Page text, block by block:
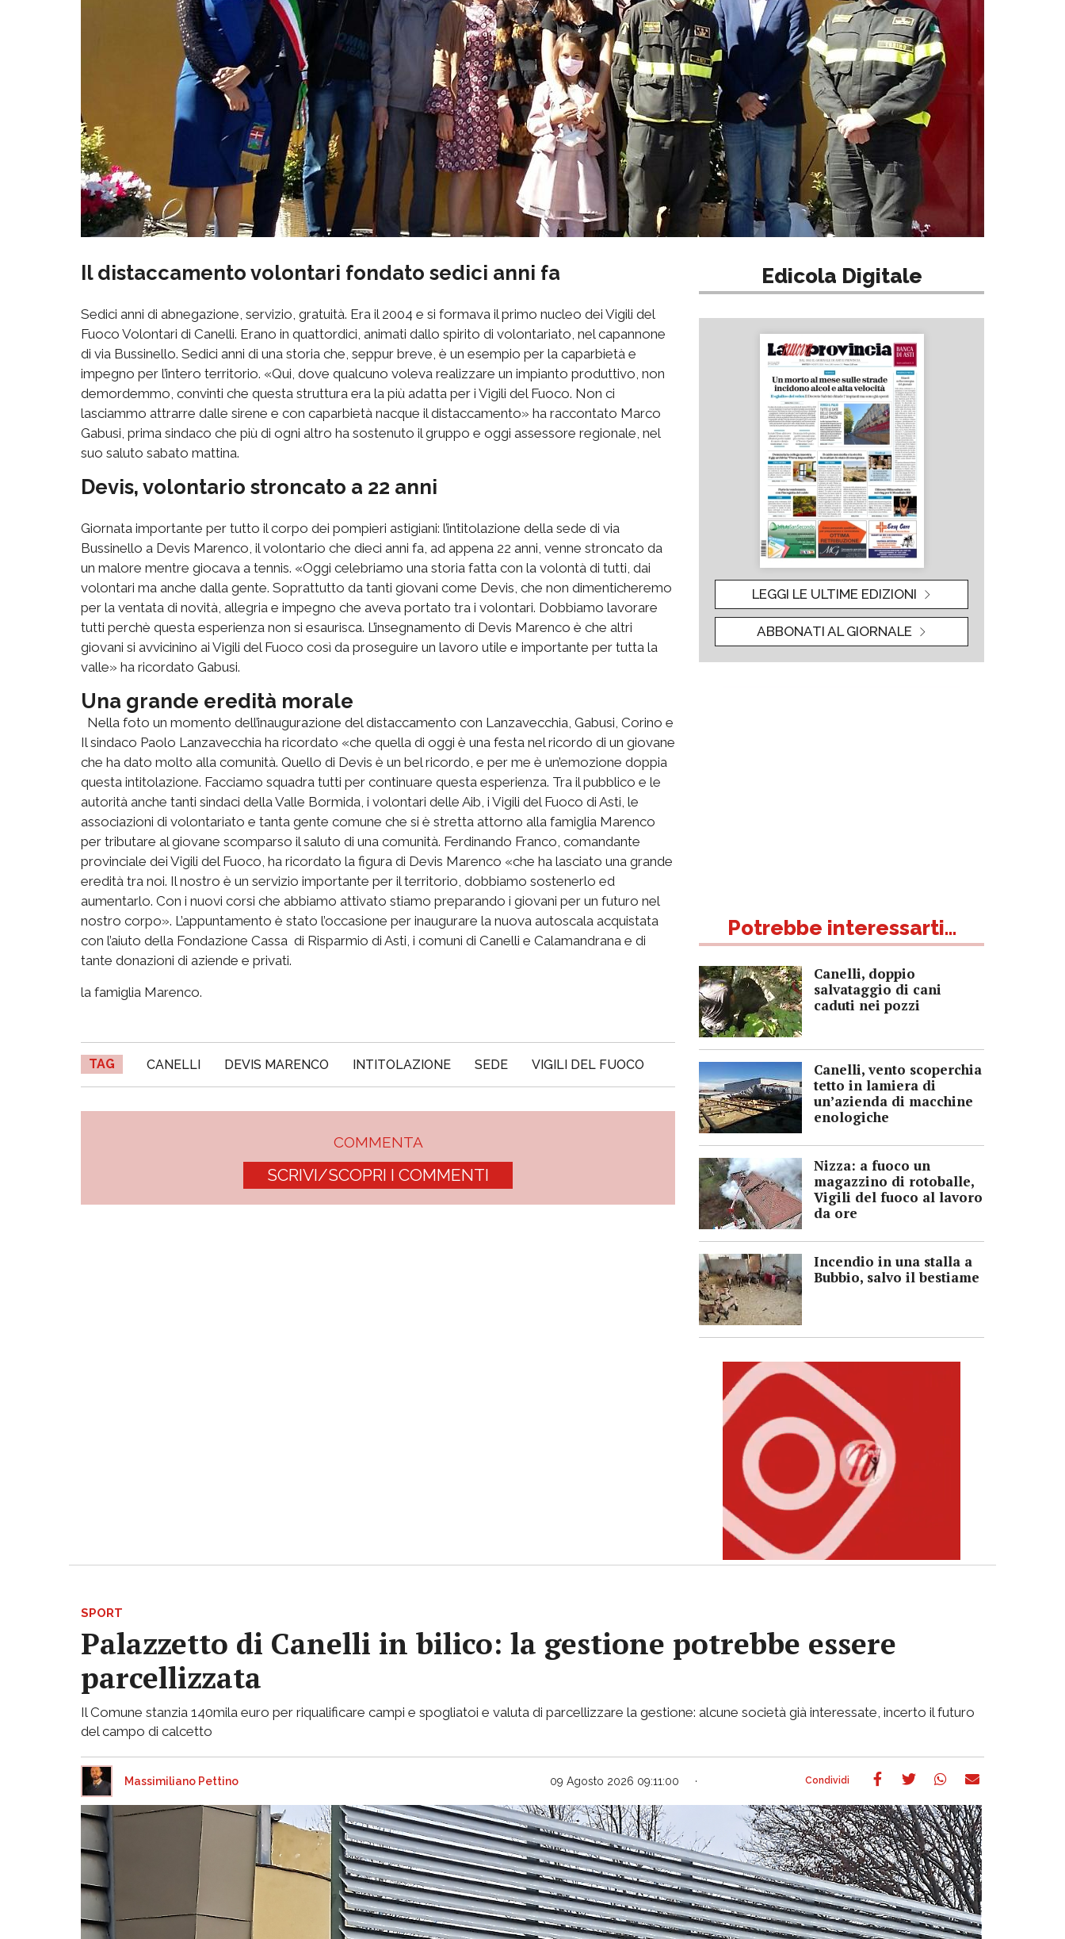
Il distaccamento volontari fondato sedici anni fa
Sedici anni di abnegazione, servizio, gratuità. Era il 2004 e si formava il primo nucleo dei Vigili del
Fuoco Volontari di Canelli. Erano in quattordici, animati dallo spirito di volontariato, nel capannone
di via Bussinello. Sedici anni di una storia che, seppur breve, è un esempio per la caparbietà e
impegno per l’intero territorio. «Qui, dove qualcuno voleva realizzare un impianto produttivo, non
demordemmo, convinti che questa struttura era la più adatta per i Vigili del Fuoco. Non ci
lasciammo attrarre dalle sirene e con caparbietà nacque il distaccamento» ha raccontato Marco
Gabusi , prima sindaco che più di ogni altro ha sostenuto il gruppo e oggi assessore regionale, nel
suo saluto sabato mattina.
Devis, volontario stroncato a 22 anni
Giornata importante per tutto il corpo dei pompieri astigiani: l’intitolazione della sede di via
Bussinello a Devis Marenco, il volontario che dieci anni fa, ad appena 22 anni, venne stroncato da
un malore mentre giocava a tennis. «Oggi celebriamo una storia fatta con la volontà di tutti, dai
volontari ma anche dalla gente. Soprattutto da tanti giovani come Devis , che non dimenticheremo
per la ventata di novità, allegria e impegno che aveva portato tra i volontari. Dobbiamo lavorare
tutti perchè questa esperienza non si esaurisca. L’insegnamento di Devis Marenco è che altri
giovani si avvicinino ai Vigili del Fuoco così da proseguire un lavoro utile e importante per tutta la
valle» ha ricordato Gabusi.
Una grande eredità morale
Il sindaco Paolo Lanzavecchia ha ricordato «che quella di oggi è una festa nel ricordo di un giovane
che ha dato molto alla comunità. Quello di Devis è un bel ricordo, e per me è un’emozione doppia
questa intitolazione. Facciamo squadra tutti per continuare questa esperienza. Tra il pubblico e le
autorità anche tanti sindaci della Valle Bormida, i volontari delle Aib , i Vigili del Fuoco di Asti, le
associazioni di volontariato e tanta gente comune che si è stretta attorno alla famiglia Marenco
per tributare al giovane scomparso il saluto di una comunità. Ferdinando Franco, comandante
provinciale dei Vigili del Fuoco, ha ricordato la figura di Devis Marenco «che ha lasciato una grande
eredità tra noi. Il nostro è un servizio importante per il territorio, dobbiamo sostenerlo ed
aumentarlo. Con i nuovi corsi che abbiamo attivato stiamo preparando i giovani per un futuro nel
nostro corpo». L’appuntamento è stato l’occasione per inaugurare la nuova autoscala acquistata
con l’aiuto della Fondazione Cassa di Risparmio di Asti, i comuni di Canelli e Calamandrana e di
tante donazioni di aziende e privati.
Nella foto un momento dell’inaugurazione del distaccamento con Lanzavecchia, Gabusi , Corino e
la famiglia Marenco.
TAG CANELLI DEVIS MARENCO INTITOLAZIONE SEDE VIGILI DEL FUOCO
COMMENTA
SCRIVI/SCOPRI I COMMENTI
Edicola Digitale
LEGGI LE ULTIME EDIZIONI
ABBONATI AL GIORNALE
Potrebbe interessarti...
Canelli, doppio
salvataggio di cani
caduti nei pozzi
Canelli, vento scoperchia
tetto in lamiera di
un’azienda di macchine
enologiche
Nizza: a fuoco un
magazzino di rotoballe,
Vigili del fuoco al lavoro
da ore
Incendio in una stalla a
Bubbio, salvo il bestiame
SPORT
Palazzetto di Canelli in bilico: la gestione potrebbe essere
parcellizzata
Il Comune stanzia 140mila euro per riqualificare campi e spogliatoi e valuta di parcellizzare la gestione: alcune società già interessate, incerto il futuro
del campo di calcetto
Massimiliano Pettino 09 Agosto 2026 09:11:00